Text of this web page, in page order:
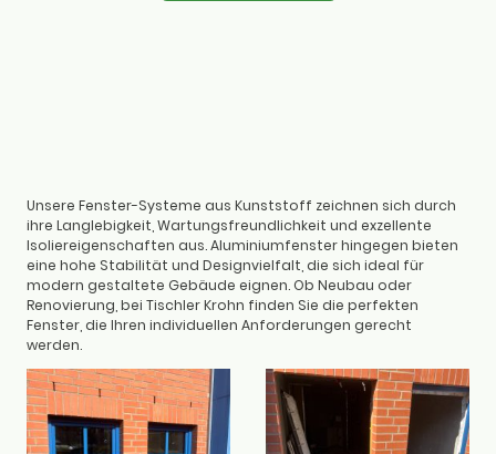
Unsere Fenster-Systeme aus Kunststoff zeichnen sich durch
ihre Langlebigkeit, Wartungsfreundlichkeit und exzellente
Isoliereigenschaften aus. Aluminiumfenster hingegen bieten
eine hohe Stabilität und Designvielfalt, die sich ideal für
modern gestaltete Gebäude eignen. Ob Neubau oder
Renovierung, bei Tischler Krohn finden Sie die perfekten
Fenster, die Ihren individuellen Anforderungen gerecht
werden.